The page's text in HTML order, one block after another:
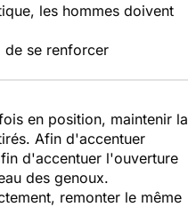
les hommes doivent
de se renforcer
en position, maintenir la
Afin d'accentuer
d'accentuer l'ouverture
des genoux.
remonter le même